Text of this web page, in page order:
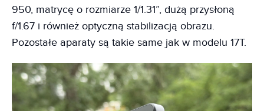
950, matrycę o rozmiarze 1/1.31”, dużą przysłoną
f/1.67 i również optyczną stabilizacją obrazu.
Pozostałe aparaty są takie same jak w modelu 17T.